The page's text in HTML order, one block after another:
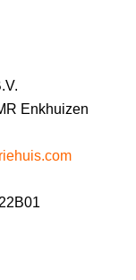
Enkhuizen